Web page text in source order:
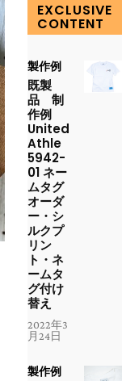
EXCLUSIVE
CONTENT
製作例
既製
品 制
作例
United
Athle
5942-
01 ネー
ムタグ
オーダ
ー・シ
ルクプ
リン
ト・ネ
ームタ
グ付け
替え
2022年3
月24日
製作例